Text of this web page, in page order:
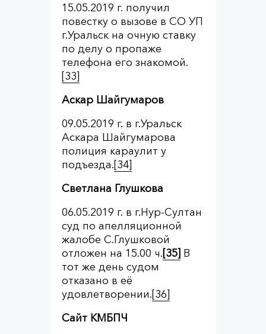
15.05.2019 г. получил
повестку о вызове в СО УП
г.Уральск на очную ставку
по делу о пропаже
телефона его знакомой.
[33]
Аскар Шайгумаров
09.05.2019 г. в г.Уральск
Аскара Шайгумарова
полиция караулит у
подъезда.[34]
Светлана Глушкова
06.05.2019 г. в г.Нур-Султан
суд по апелляционной
жалобе С.Глушковой
отложен на 15.00 ч.[35] В
тот же день судом
отказано в её
удовлетворении.[36]
Сайт КМБПЧ